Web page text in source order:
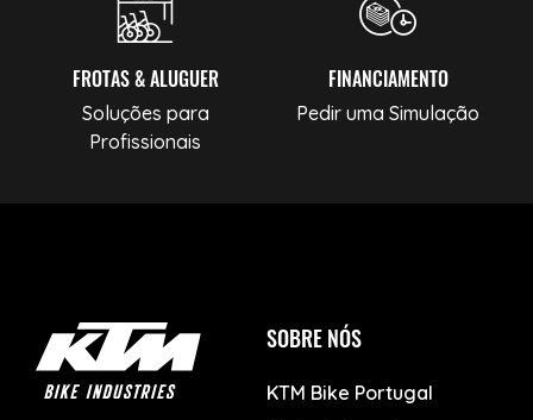
FROTAS & ALUGUER
Soluções para
Profissionais
FINANCIAMENTO
Pedir uma Simulação
SOBRE NÓS
KTM Bike Portugal